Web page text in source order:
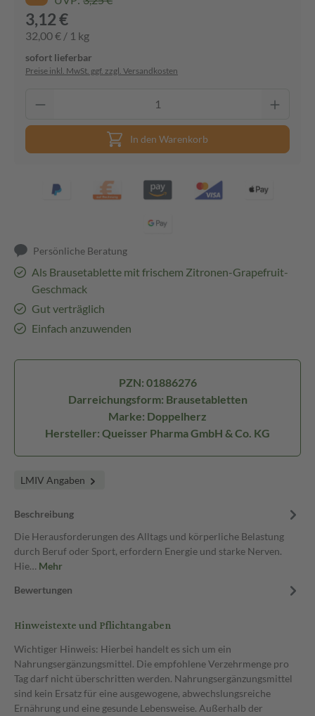
3,12 €
32,00 € / 1 kg
sofort lieferbar
Preise inkl. MwSt. ggf. zzgl. Versandkosten
In den Warenkorb
Persönliche Beratung
Als Brausetablette mit frischem Zitronen-Grapefruit-
Geschmack
Gut verträglich
Einfach anzuwenden
PZN: 01886276
Darreichungsform: Brausetabletten
Marke: Doppelherz
Hersteller: Queisser Pharma GmbH & Co. KG
LMIV Angaben
Beschreibung
Die Herausforderungen des Alltags und körperliche Belastung
durch Beruf oder Sport, erfordern Energie und starke Nerven.
Hie… Mehr
Bewertungen
Hinweistexte und Pflichtangaben
Wichtiger Hinweis: Hierbei handelt es sich um ein
Nahrungsergänzungsmittel. Die empfohlene Verzehrmenge pro
Tag darf nicht überschritten werden. Nahrungsergänzungsmittel
sind kein Ersatz für eine ausgewogene, abwechslungsreiche
Ernährung und eine gesunde Lebensweise. Außerhalb der